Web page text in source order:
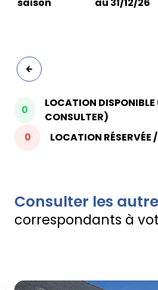
saison au 31/12/26
0
LOCATION
CONSULTER)
0
LOCATION RÉSERVÉE
Consulter les
correspondants à